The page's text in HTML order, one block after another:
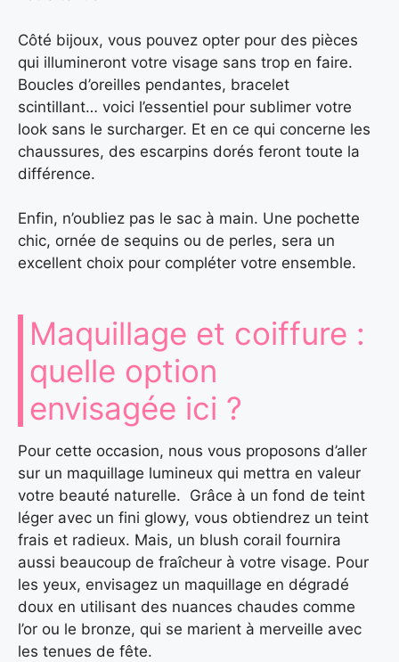
Côté bijoux, vous pouvez opter pour des pièces
qui illumineront votre visage sans trop en faire.
Boucles d’oreilles pendantes, bracelet
scintillant… voici l’essentiel pour sublimer votre
look sans le surcharger. Et en ce qui concerne les
chaussures, des escarpins dorés feront toute la
différence.
Enfin, n’oubliez pas le sac à main. Une pochette
chic, ornée de sequins ou de perles, sera un
excellent choix pour compléter votre ensemble.
Maquillage et coiffure :
quelle option
envisagée ici ?
Pour cette occasion, nous vous proposons d’aller
sur un maquillage lumineux qui mettra en valeur
votre beauté naturelle. Grâce à un fond de teint
léger avec un fini glowy, vous obtiendrez un teint
frais et radieux. Mais, un blush corail fournira
aussi beaucoup de fraîcheur à votre visage. Pour
les yeux, envisagez un maquillage en dégradé
doux en utilisant des nuances chaudes comme
l’or ou le bronze, qui se marient à merveille avec
les tenues de fête.